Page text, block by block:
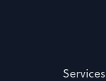
Services